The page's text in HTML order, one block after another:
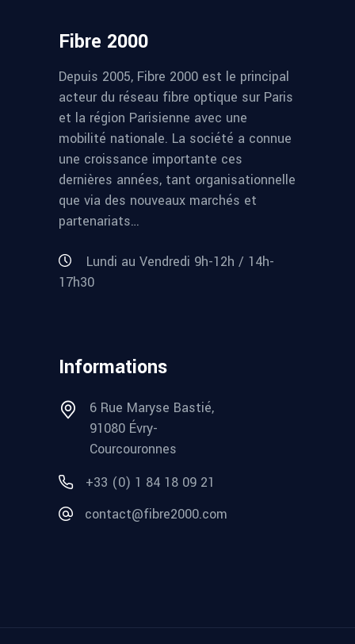
Fibre 2000
Depuis 2005, Fibre 2000 est le principal
acteur du réseau fibre optique sur Paris
et la région Parisienne avec une
mobilité nationale. La société a connue
une croissance importante ces
dernières années, tant organisationnelle
que via des nouveaux marchés et
partenariats…
Lundi au Vendredi 9h-12h / 14h-
17h30
Informations
6 Rue Maryse Bastié,
91080 Évry-
Courcouronnes
+33 (0) 1 84 18 09 21
contact@fibre2000.com